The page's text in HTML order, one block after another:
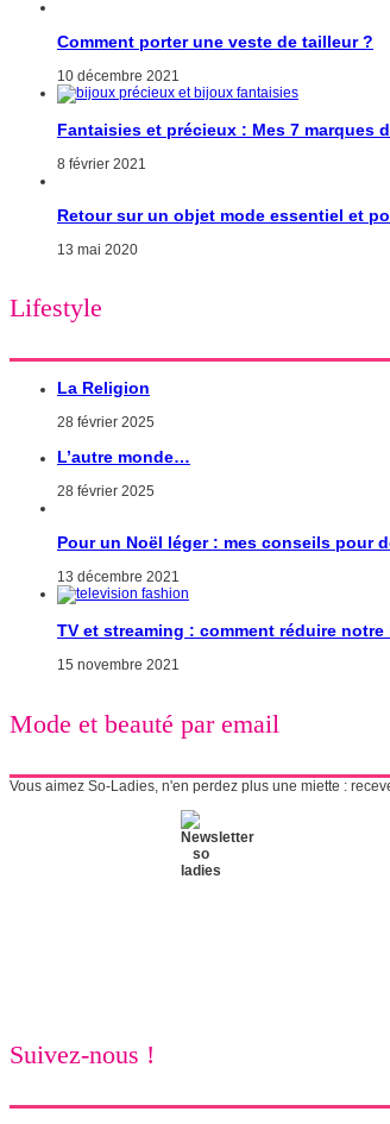
Comment porter une veste de tailleur ?
10 décembre 2021
Fantaisies et précieux : Mes 7 marques
8 février 2021
Retour sur un objet mode essentiel et
13 mai 2020
Lifestyle
La Religion
28 février 2025
L’autre monde…
28 février 2025
Pour un Noël léger : mes conseils pour
13 décembre 2021
TV et streaming : comment réduire
15 novembre 2021
Mode et beauté par email
Vous aimez So-Ladies, n'en perdez plus une miette :
Suivez-nous !